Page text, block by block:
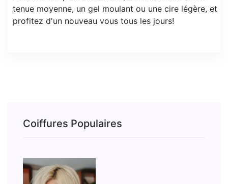
tenue moyenne, un gel moulant ou une cire légère, et
profitez d'un nouveau vous tous les jours!
Coiffures Populaires